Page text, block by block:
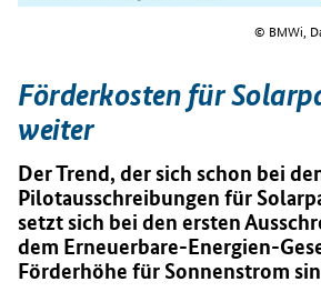
© BMWi,
Förderkosten für
weiter
Der Trend, der sich schon bei
Pilotausschreibungen für
setzt sich bei den ersten
dem Erneuerbare-Energien-
Förderhöhe für Sonnenstrom